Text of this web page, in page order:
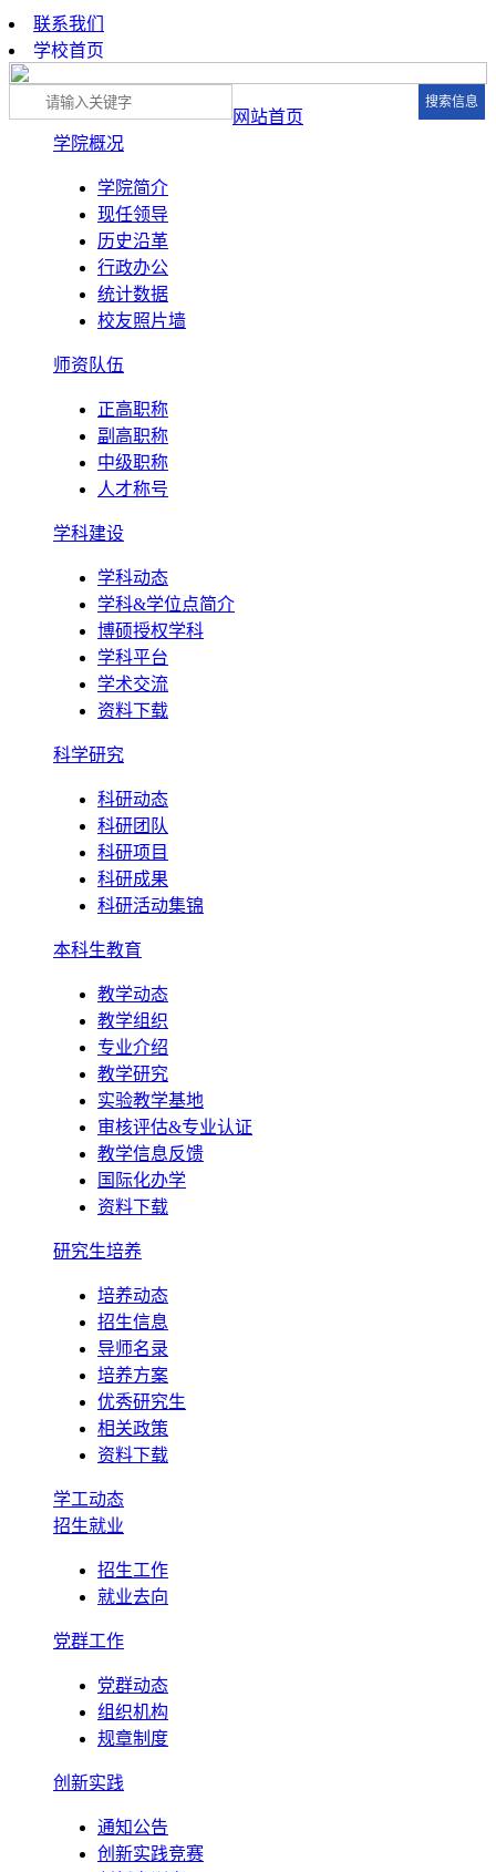
联系我们
学校首页
网站首页
学院概况
学院简介
现任领导
历史沿革
行政办公
统计数据
校友照片墙
师资队伍
正高职称
副高职称
中级职称
人才称号
学科建设
学科动态
学科&学位点简介
博硕授权学科
学科平台
学术交流
资料下载
科学研究
科研动态
科研团队
科研项目
科研成果
科研活动集锦
本科生教育
教学动态
教学组织
专业介绍
教学研究
实验教学基地
审核评估&专业认证
教学信息反馈
国际化办学
资料下载
研究生培养
培养动态
招生信息
导师名录
培养方案
优秀研究生
相关政策
资料下载
学工动态
招生就业
招生工作
就业去向
党群工作
党群动态
组织机构
规章制度
创新实践
通知公告
创新实践竞赛